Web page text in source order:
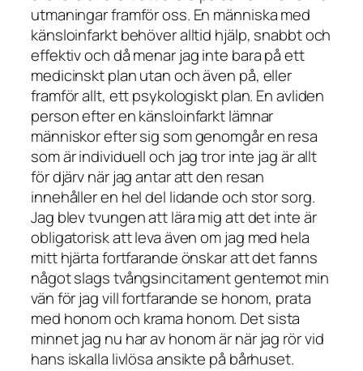
utmaningar framför oss. En människa med
känsloinfarkt behöver alltid hjälp, snabbt och
effektiv och då menar jag inte bara på ett
medicinskt plan utan och även på, eller
framför allt, ett psykologiskt plan. En avliden
person efter en känsloinfarkt lämnar
människor efter sig som genomgår en resa
som är individuell och jag tror inte jag är allt
för djärv när jag antar att den resan
innehåller en hel del lidande och stor sorg.
Jag blev tvungen att lära mig att det inte är
obligatorisk att leva även om jag med hela
mitt hjärta fortfarande önskar att det fanns
något slags tvångsincitament gentemot min
vän för jag vill fortfarande se honom, prata
med honom och krama honom. Det sista
minnet jag nu har av honom är när jag rör vid
hans iskalla livlösa ansikte på bårhuset.